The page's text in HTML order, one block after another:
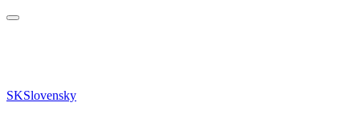
SKSlovensky